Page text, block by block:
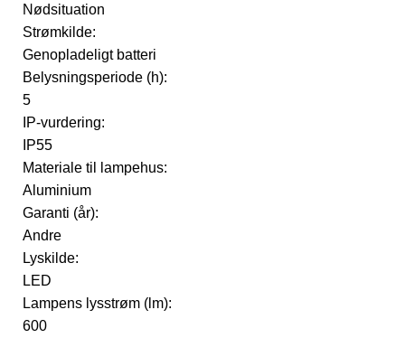
Nødsituation
Strømkilde:
Genopladeligt batteri
Belysningsperiode (h):
5
IP-vurdering:
IP55
Materiale til lampehus:
Aluminium
Garanti (år):
Andre
Lyskilde:
LED
Lampens lysstrøm (lm):
600